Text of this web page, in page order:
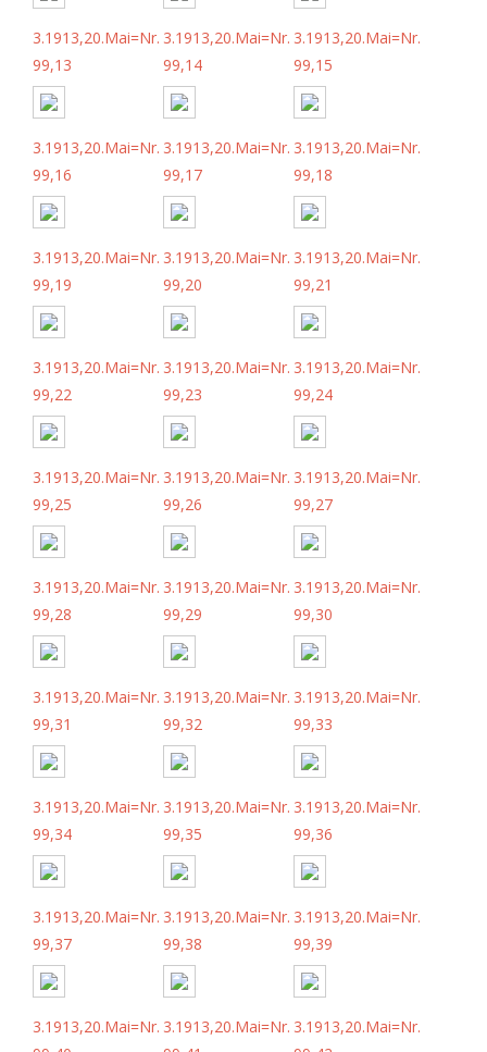
3.1913,20.Mai=Nr.
99,13
3.1913,20.Mai=Nr.
99,14
3.1913,20.Mai=Nr.
99,15
3.1913,20.Mai=Nr.
99,16
3.1913,20.Mai=Nr.
99,17
3.1913,20.Mai=Nr.
99,18
3.1913,20.Mai=Nr.
99,19
3.1913,20.Mai=Nr.
99,20
3.1913,20.Mai=Nr.
99,21
3.1913,20.Mai=Nr.
99,22
3.1913,20.Mai=Nr.
99,23
3.1913,20.Mai=Nr.
99,24
3.1913,20.Mai=Nr.
99,25
3.1913,20.Mai=Nr.
99,26
3.1913,20.Mai=Nr.
99,27
3.1913,20.Mai=Nr.
99,28
3.1913,20.Mai=Nr.
99,29
3.1913,20.Mai=Nr.
99,30
3.1913,20.Mai=Nr.
99,31
3.1913,20.Mai=Nr.
99,32
3.1913,20.Mai=Nr.
99,33
3.1913,20.Mai=Nr.
99,34
3.1913,20.Mai=Nr.
99,35
3.1913,20.Mai=Nr.
99,36
3.1913,20.Mai=Nr.
99,37
3.1913,20.Mai=Nr.
99,38
3.1913,20.Mai=Nr.
99,39
3.1913,20.Mai=Nr. 3.1913,20.Mai=Nr. 3.1913,20.Mai=Nr.